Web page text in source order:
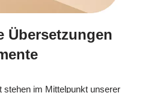
Übersetzungen
stehen im Mittelpunkt unserer